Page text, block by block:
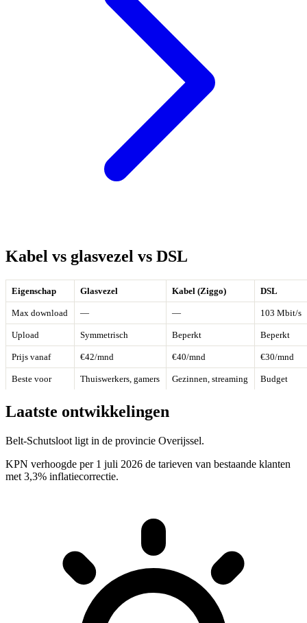
Kabel vs glasvezel vs DSL
Eigenschap Glasvezel Kabel (Ziggo) DSL
Max download — — 103 Mbit/s
Upload Symmetrisch Beperkt Beperkt
Prijs vanaf €42/mnd €40/mnd €30/mnd
Beste voor Thuiswerkers, gamers Gezinnen, streaming Budget
Laatste ontwikkelingen
Belt-Schutsloot ligt in de provincie Overijssel.
KPN verhoogde per 1 juli 2026 de tarieven van bestaande klanten
met 3,3% inflatiecorrectie.